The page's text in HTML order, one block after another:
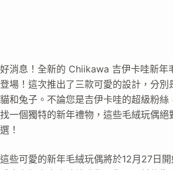
好消息！全新的 Chiikawa 吉伊卡哇新年
登場！這次推出了三款可愛的設計，分別
貓和兔子。不論您是吉伊卡哇的超級粉絲
找一個獨特的新年禮物，這些毛絨玩偶絕
選！
這些可愛的新年毛絨玩偶將於12月27日